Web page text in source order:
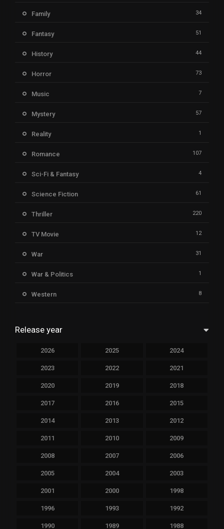
Family 34
Fantasy 51
History 44
Horror 73
Music 7
Mystery 57
Reality 1
Romance 107
Sci-Fi & Fantasy 4
Science Fiction 61
Thriller 220
TV Movie 12
War 31
War & Politics 1
Western 8
Release year
2026 2025 2024
2023 2022 2021
2020 2019 2018
2017 2016 2015
2014 2013 2012
2011 2010 2009
2008 2007 2006
2005 2004 2003
2001 2000 1998
1996 1993 1992
1990 1989 1988